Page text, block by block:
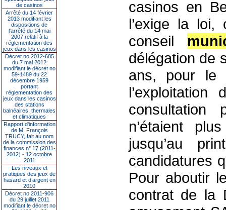
de casinos
Arrêté du 14 février
2013 modifiant les
dispositions de
l'arrêté du 14 mai
2007 relatif à la
réglementation des
jeux dans les casinos
Décret no 2012-685
du 7 mai 2012
modifiant le décret no
59-1489 du 22
décembre 1959
portant
réglementation des
jeux dans les casinos
des stations
balnéaires, thermales
et climatiques
Rapport d'information
de M. François
TRUCY, fait au nom
de la commission des
finances n° 17 (2011-
2012) - 12 octobre
2011
Les niveaux et
pratiques des jeux de
hasard et d’argent en
2010
Décret no 2011-906
du 29 juillet 2011
modifiant le décret no
casinos en
l’exige la loi,
conseil
délégation de
ans, pour le
consultation
n’étaient
jusqu’au
candidatures
Pour aboutir
contrat de la